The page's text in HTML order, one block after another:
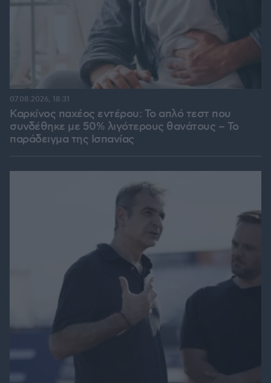
Καρκίνος παχέος εντέρου: Το απλό τεστ που
συνδέθηκε με 50% λιγότερους θανάτους – Το
παράδειγμα της Ισπανίας
07.08.2026, 18:31